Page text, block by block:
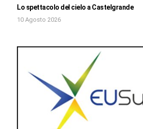
Lo spettacolo del cielo a Castelgrande
10 Agosto 2026